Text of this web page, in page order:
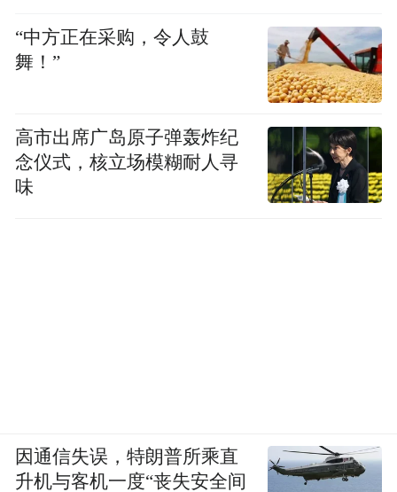
“中方正在采购，令人鼓
舞！”
高市出席广岛原子弹轰炸纪
念仪式，核立场模糊耐人寻
味
因通信失误，特朗普所乘直
升机与客机一度“丧失安全间